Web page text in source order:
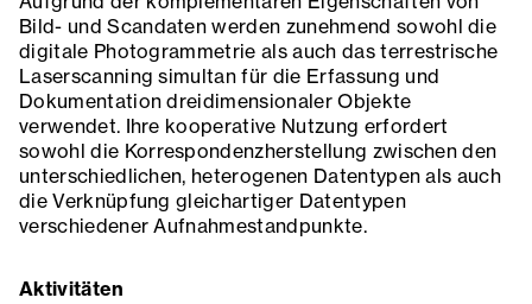
Bild- und Scandaten werden zunehmend sowohl die
digitale Photogrammetrie als auch das terrestrische
Laserscanning simultan für die Erfassung und
Dokumentation dreidimensionaler Objekte
verwendet. Ihre kooperative Nutzung erfordert
sowohl die Korrespondenzherstellung zwischen den
unterschiedlichen, heterogenen Datentypen als auch
die Verknüpfung gleichartiger Datentypen
verschiedener Aufnahmestandpunkte.
Aktivitäten